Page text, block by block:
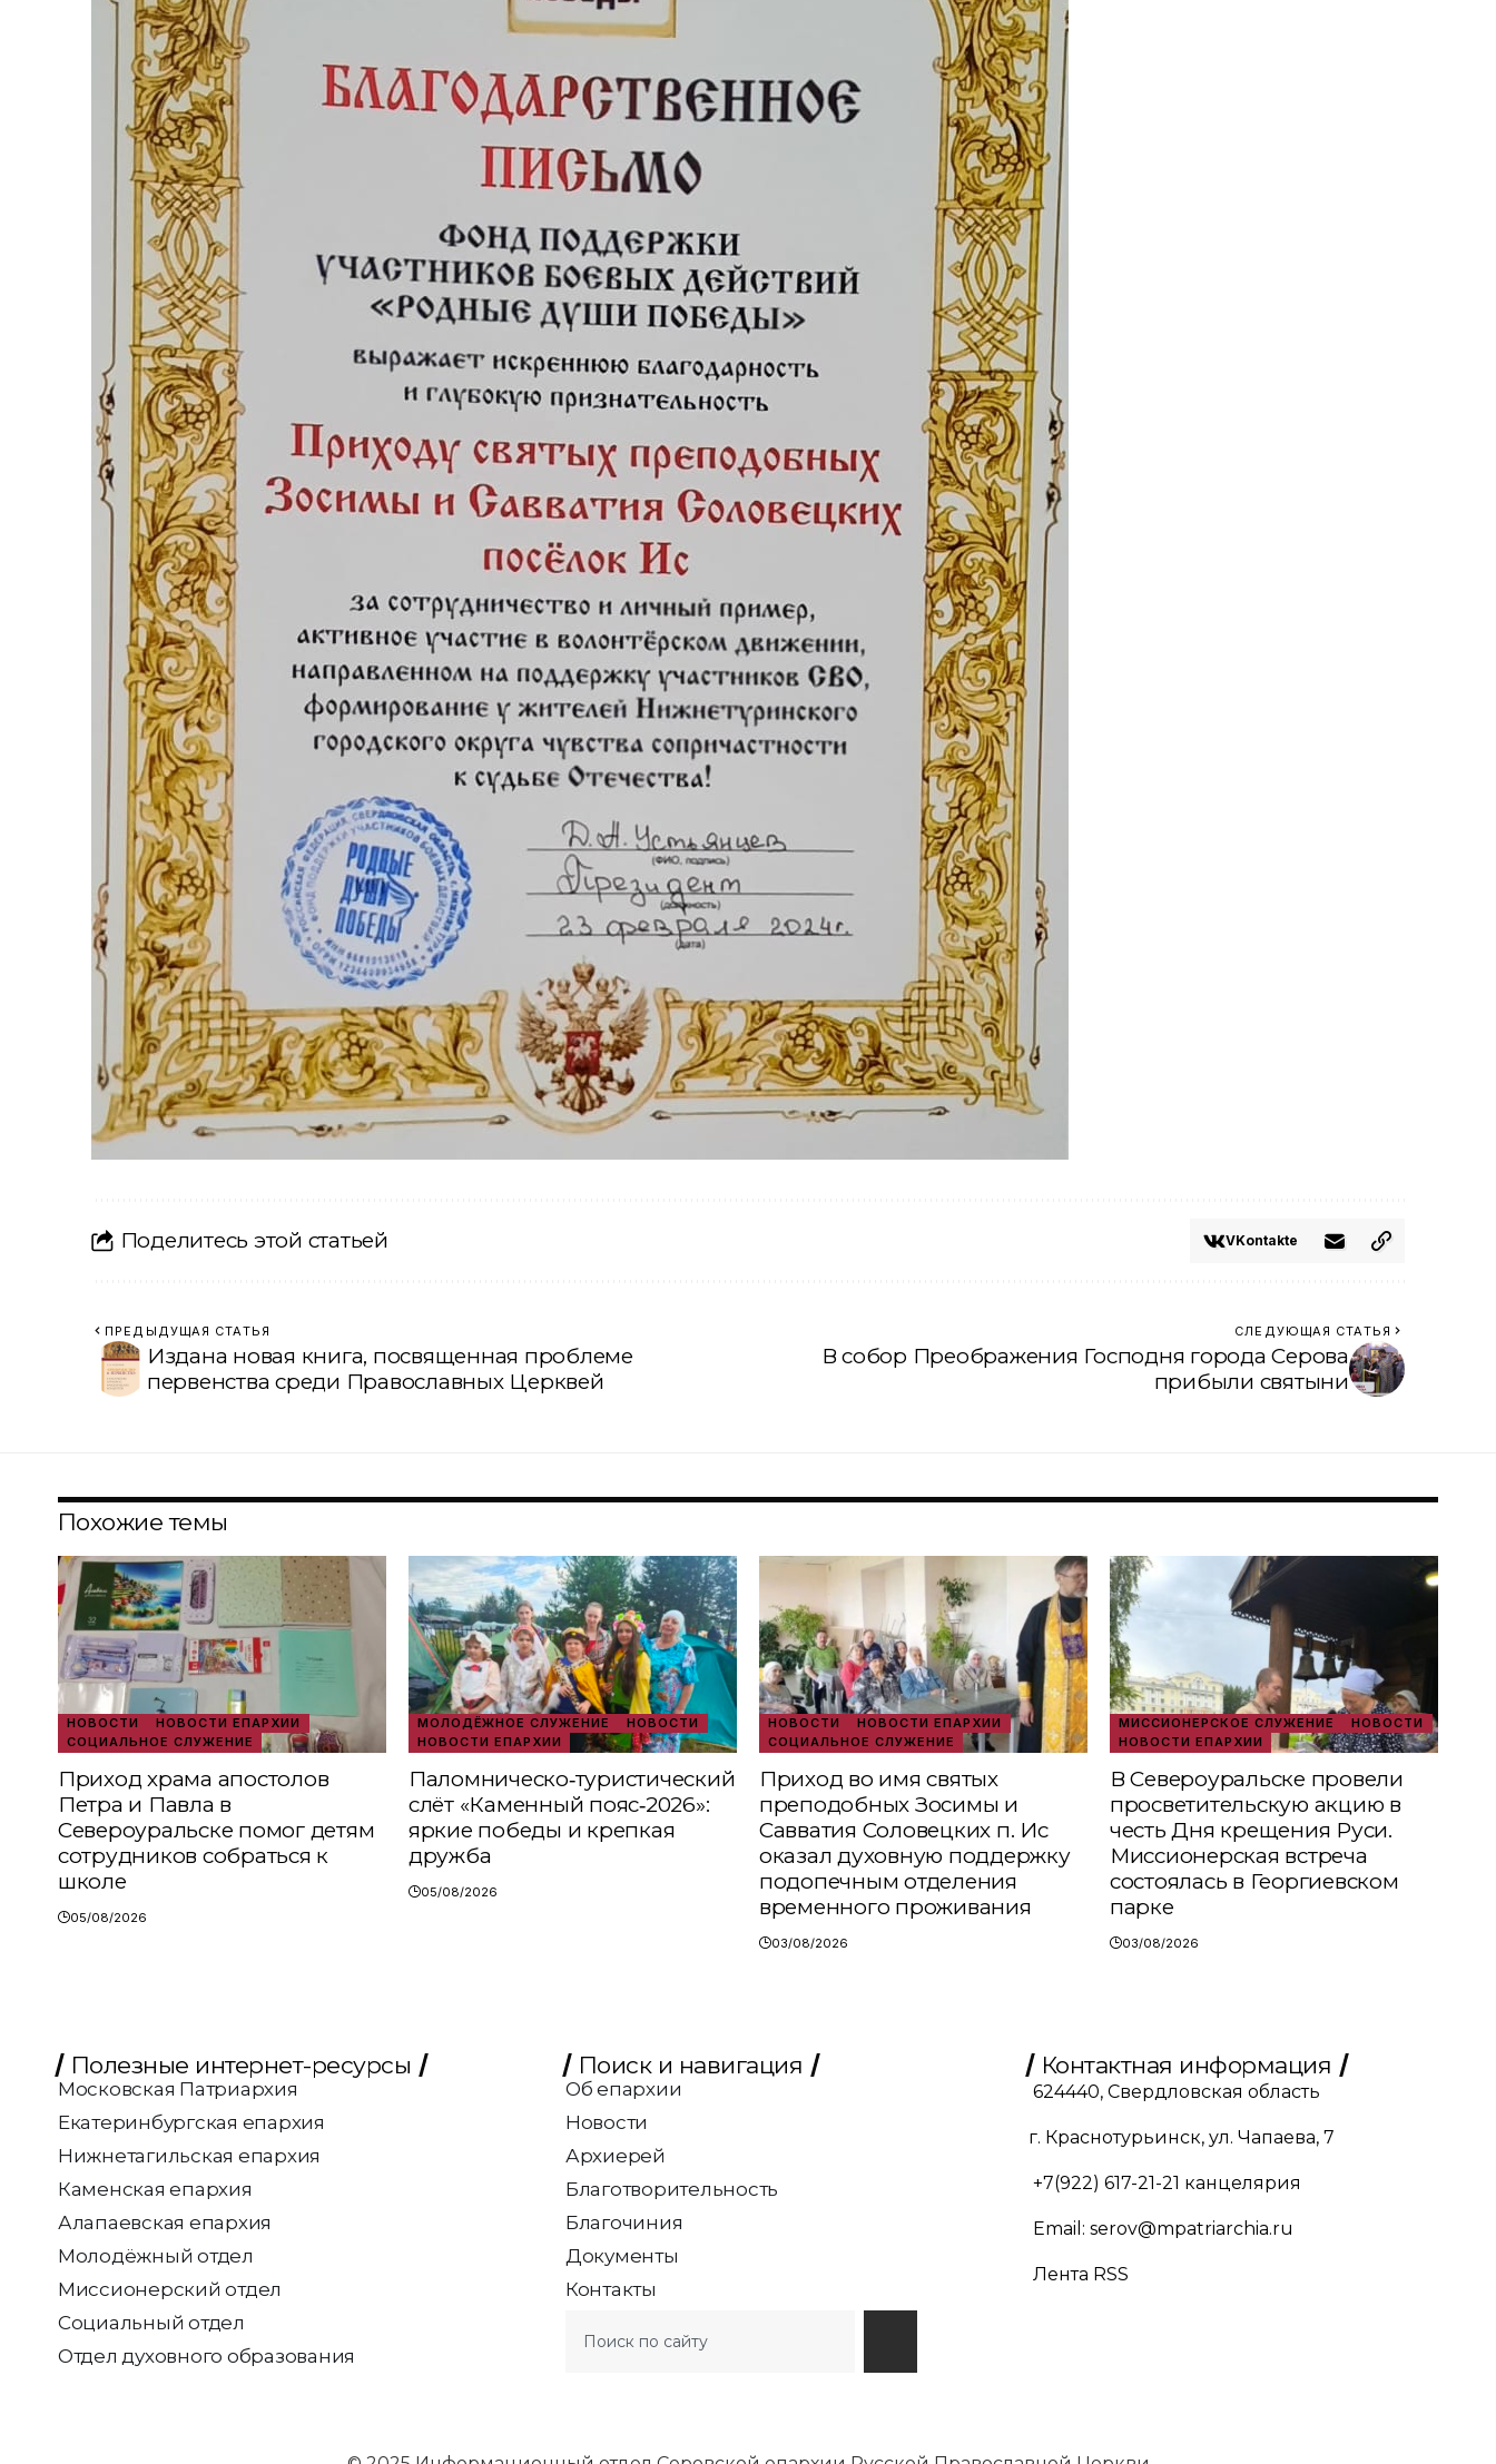
Поделитесь этой статьей VKontakte
ПРЕДЫДУЩАЯ СТАТЬЯ
Издана новая книга, посвященная проблеме
первенства среди Православных Церквей
СЛЕДУЮЩАЯ СТАТЬЯ
В собор Преображения Господня города Серова
прибыли святыни
Похожие темы
НОВОСТИ
НОВОСТИ ЕПАРХИИ
СОЦИАЛЬНОЕ СЛУЖЕНИЕ
Приход храма апостолов
Петра и Павла в
Североуральске помог детям
сотрудников собраться к
школе
05/08/2026
МОЛОДЁЖНОЕ СЛУЖЕНИЕ
НОВОСТИ
НОВОСТИ ЕПАРХИИ
Паломническо‑туристический
слёт «Каменный пояс‑2026»:
яркие победы и крепкая
дружба
05/08/2026
НОВОСТИ
НОВОСТИ ЕПАРХИИ
СОЦИАЛЬНОЕ СЛУЖЕНИЕ
Приход во имя святых
преподобных Зосимы и
Савватия Соловецких п. Ис
оказал духовную поддержку
подопечным отделения
временного проживания
03/08/2026
МИССИОНЕРСКОЕ СЛУЖЕНИЕ
НОВОСТИ
НОВОСТИ ЕПАРХИИ
В Североуральске провели
просветительскую акцию в
честь Дня крещения Руси.
Миссионерская встреча
состоялась в Георгиевском
парке
03/08/2026
Полезные интернет-ресурсы
Московская Патриархия
Екатеринбургская епархия
Нижнетагильская епархия
Каменская епархия
Алапаевская епархия
Молодёжный отдел
Миссионерский отдел
Социальный отдел
Отдел духовного образования
Поиск и навигация
Об епархии
Новости
Архиерей
Благотворительность
Благочиния
Документы
Контакты
Контактная информация
624440, Свердловская область
г. Краснотурьинск, ул. Чапаева, 7
+7(922) 617-21-21 канцелярия
Email: serov@mpatriarchia.ru
Лента RSS